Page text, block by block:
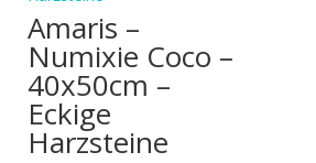
Amaris –
Numixie Coco –
40x50cm –
Eckige
Harzsteine